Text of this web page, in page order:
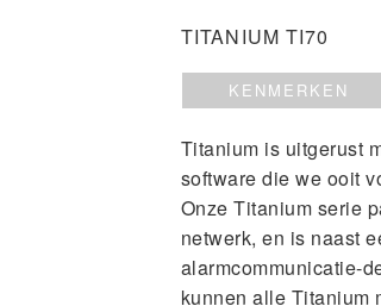
TITANIUM TI70
KENMERKEN
Titanium is uitgerust
software die we ooit
Onze Titanium serie
netwerk, en is naast
alarmcommunicatie-
kunnen alle Titanium